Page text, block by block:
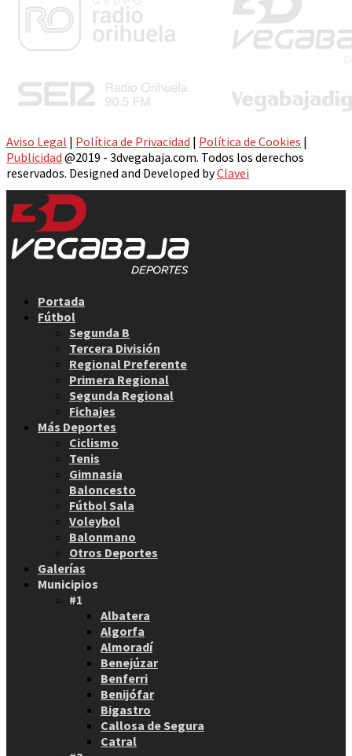
Aviso Legal | Política de Privacidad | Política de Cookies |
Publicidad @2019 - 3dvegabaja.com. Todos los derechos
reservados. Designed and Developed byClavei
Portada
Fútbol
Segunda B
Tercera División
Regional Preferente
Primera Regional
Segunda Regional
Fichajes
Más Deportes
Ciclismo
Tenis
Gimnasia
Baloncesto
Fútbol Sala
Voleybol
Balonmano
Otros Deportes
Galerías
Municipios
#1
Albatera
Algorfa
Almoradí
Benejúzar
Benferri
Benijófar
Bigastro
Callosa de Segura
Catral